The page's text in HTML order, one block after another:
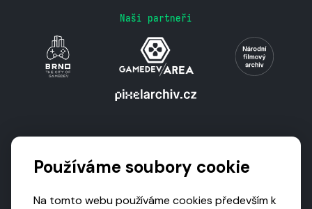
Naši partneři
Používáme soubory cookie
Na tomto webu používáme cookies především k